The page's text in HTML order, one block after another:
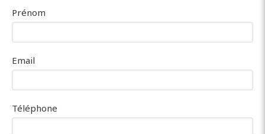
Prénom
Email
Téléphone